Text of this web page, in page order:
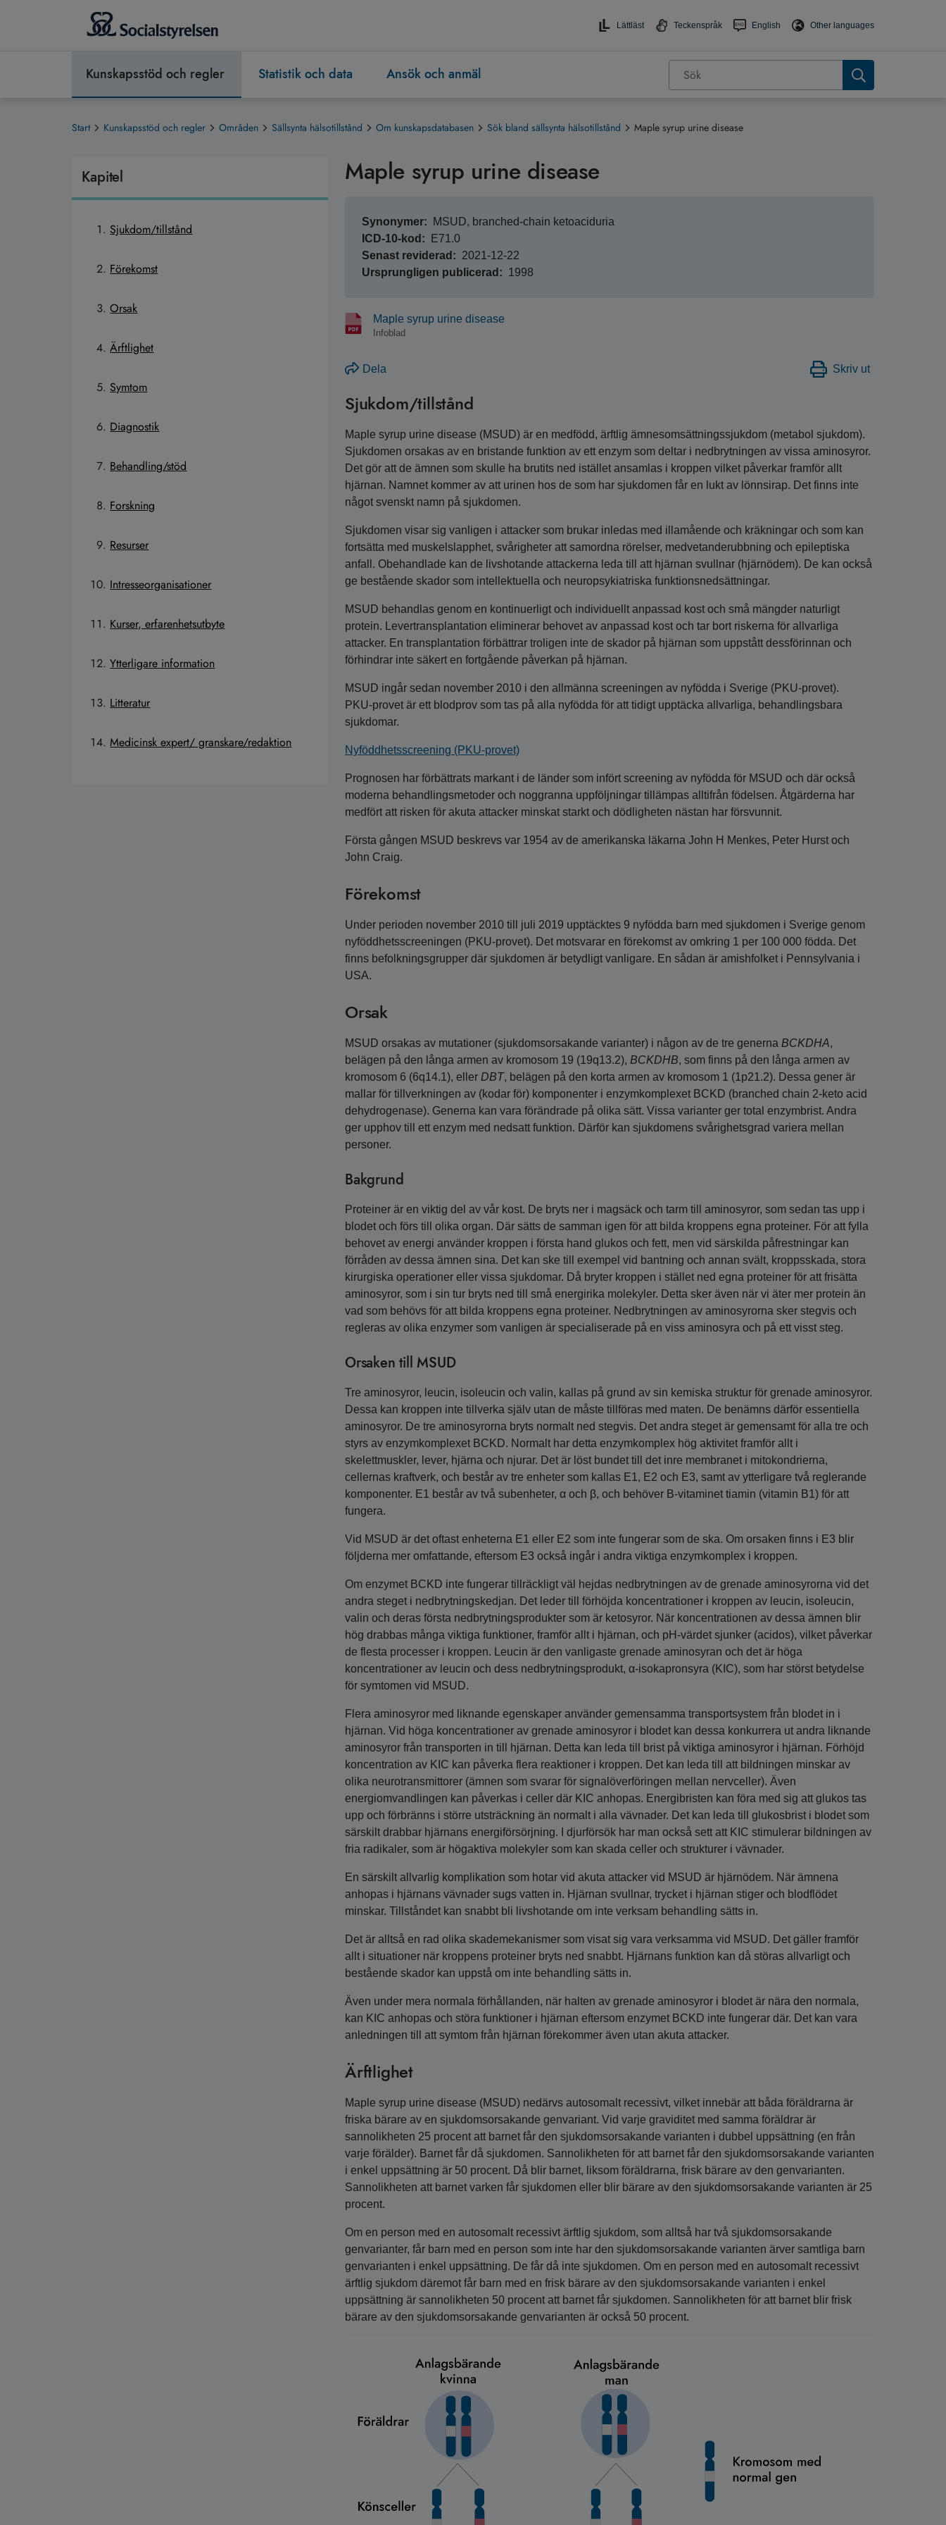
Lättläst Teckenspråk English Other languages
Kunskapsstöd och regler Statistik och data Ansök och anmäl
Start Kunskapsstöd och regler Områden Sällsynta hälsotillstånd Om kunskapsdatabasen Sök bland sällsynta hälsotillstånd Maple syrup urine disease
Kapitel
Sjukdom/tillstånd
Förekomst
Orsak
Ärftlighet
Symtom
Diagnostik
Behandling/stöd
Forskning
Resurser
Intresseorganisationer
Kurser, erfarenhetsutbyte
Ytterligare information
Litteratur
Medicinsk expert/ granskare/redaktion
Maple syrup urine disease
Synonymer
MSUD, branched-chain ketoaciduria
ICD-10-kod
E71.0
Senast reviderad 2021-12-22
Ursprungligen publicerad 1998
Maple syrup urine disease
Infoblad
Dela Skriv ut
Sjukdom/tillstånd
Maple syrup urine disease (MSUD) är en medfödd, ärftlig ämnesomsättningssjukdom (metabol sjukdom).
Sjukdomen orsakas av en bristande funktion av ett enzym som deltar i nedbrytningen av vissa aminosyror.
Det gör att de ämnen som skulle ha brutits ned istället ansamlas i kroppen vilket påverkar framför allt
hjärnan. Namnet kommer av att urinen hos de som har sjukdomen får en lukt av lönnsirap. Det finns inte
något svenskt namn på sjukdomen.
Sjukdomen visar sig vanligen i attacker som brukar inledas med illamående och kräkningar och som kan
fortsätta med muskelslapphet, svårigheter att samordna rörelser, medvetanderubbning och epileptiska
anfall. Obehandlade kan de livshotande attackerna leda till att hjärnan svullnar (hjärnödem). De kan också
ge bestående skador som intellektuella och neuropsykiatriska funktionsnedsättningar.
MSUD behandlas genom en kontinuerligt och individuellt anpassad kost och små mängder naturligt
protein. Levertransplantation eliminerar behovet av anpassad kost och tar bort riskerna för allvarliga
attacker. En transplantation förbättrar troligen inte de skador på hjärnan som uppstått dessförinnan och
förhindrar inte säkert en fortgående påverkan på hjärnan.
MSUD ingår sedan november 2010 i den allmänna screeningen av nyfödda i Sverige (PKU‑provet).
PKU‑provet är ett blodprov som tas på alla nyfödda för att tidigt upptäcka allvarliga, behandlingsbara
sjukdomar.
Nyföddhetsscreening (PKU‑provet)
Prognosen har förbättrats markant i de länder som infört screening av nyfödda för MSUD och där också
moderna behandlingsmetoder och noggranna uppföljningar tillämpas alltifrån födelsen. Åtgärderna har
medfört att risken för akuta attacker minskat starkt och dödligheten nästan har försvunnit.
Första gången MSUD beskrevs var 1954 av de amerikanska läkarna John H Menkes, Peter Hurst och
John Craig.
Förekomst
Under perioden november 2010 till juli 2019 upptäcktes 9 nyfödda barn med sjukdomen i Sverige genom
nyföddhetsscreeningen (PKU‑provet). Det motsvarar en förekomst av omkring 1 per 100 000 födda. Det
finns befolkningsgrupper där sjukdomen är betydligt vanligare. En sådan är amishfolket i Pennsylvania i
USA.
Orsak
MSUD orsakas av mutationer (sjukdomsorsakande varianter) i någon av de tre generna BCKDHA,
belägen på den långa armen av kromosom 19 (19q13.2), BCKDHB, som finns på den långa armen av
kromosom 6 (6q14.1), eller DBT, belägen på den korta armen av kromosom 1 (1p21.2). Dessa gener är
mallar för tillverkningen av (kodar för) komponenter i enzymkomplexet BCKD (branched chain 2-keto acid
dehydrogenase). Generna kan vara förändrade på olika sätt. Vissa varianter ger total enzymbrist. Andra
ger upphov till ett enzym med nedsatt funktion. Därför kan sjukdomens svårighetsgrad variera mellan
personer.
Bakgrund
Proteiner är en viktig del av vår kost. De bryts ner i magsäck och tarm till aminosyror, som sedan tas upp i
blodet och förs till olika organ. Där sätts de samman igen för att bilda kroppens egna proteiner. För att fylla
behovet av energi använder kroppen i första hand glukos och fett, men vid särskilda påfrestningar kan
förråden av dessa ämnen sina. Det kan ske till exempel vid bantning och annan svält, kroppsskada, stora
kirurgiska operationer eller vissa sjukdomar. Då bryter kroppen i stället ned egna proteiner för att frisätta
aminosyror, som i sin tur bryts ned till små energirika molekyler. Detta sker även när vi äter mer protein än
vad som behövs för att bilda kroppens egna proteiner. Nedbrytningen av aminosyrorna sker stegvis och
regleras av olika enzymer som vanligen är specialiserade på en viss aminosyra och på ett visst steg.
Orsaken till MSUD
Tre aminosyror, leucin, isoleucin och valin, kallas på grund av sin kemiska struktur för grenade aminosyror.
Dessa kan kroppen inte tillverka själv utan de måste tillföras med maten. De benämns därför essentiella
aminosyror. De tre aminosyrorna bryts normalt ned stegvis. Det andra steget är gemensamt för alla tre och
styrs av enzymkomplexet BCKD. Normalt har detta enzymkomplex hög aktivitet framför allt i
skelettmuskler, lever, hjärna och njurar. Det är löst bundet till det inre membranet i mitokondrierna,
cellernas kraftverk, och består av tre enheter som kallas E1, E2 och E3, samt av ytterligare två reglerande
komponenter. E1 består av två subenheter, α och β, och behöver B‑vitaminet tiamin (vitamin B1) för att
fungera.
Vid MSUD är det oftast enheterna E1 eller E2 som inte fungerar som de ska. Om orsaken finns i E3 blir
följderna mer omfattande, eftersom E3 också ingår i andra viktiga enzymkomplex i kroppen.
Om enzymet BCKD inte fungerar tillräckligt väl hejdas nedbrytningen av de grenade aminosyrorna vid det
andra steget i nedbrytningskedjan. Det leder till förhöjda koncentrationer i kroppen av leucin, isoleucin,
valin och deras första nedbrytningsprodukter som är ketosyror. När koncentrationen av dessa ämnen blir
hög drabbas många viktiga funktioner, framför allt i hjärnan, och pH‑värdet sjunker (acidos), vilket påverkar
de flesta processer i kroppen. Leucin är den vanligaste grenade aminosyran och det är höga
koncentrationer av leucin och dess nedbrytningsprodukt, α-isokapronsyra (KIC), som har störst betydelse
för symtomen vid MSUD.
Flera aminosyror med liknande egenskaper använder gemensamma transportsystem från blodet in i
hjärnan. Vid höga koncentrationer av grenade aminosyror i blodet kan dessa konkurrera ut andra liknande
aminosyror från transporten in till hjärnan. Detta kan leda till brist på viktiga aminosyror i hjärnan. Förhöjd
koncentration av KIC kan påverka flera reaktioner i kroppen. Det kan leda till att bildningen minskar av
olika neurotransmittorer (ämnen som svarar för signalöverföringen mellan nervceller). Även
energiomvandlingen kan påverkas i celler där KIC anhopas. Energibristen kan föra med sig att glukos tas
upp och förbränns i större utsträckning än normalt i alla vävnader. Det kan leda till glukosbrist i blodet som
särskilt drabbar hjärnans energiförsörjning. I djurförsök har man också sett att KIC stimulerar bildningen av
fria radikaler, som är högaktiva molekyler som kan skada celler och strukturer i vävnader.
En särskilt allvarlig komplikation som hotar vid akuta attacker vid MSUD är hjärnödem. När ämnena
anhopas i hjärnans vävnader sugs vatten in. Hjärnan svullnar, trycket i hjärnan stiger och blodflödet
minskar. Tillståndet kan snabbt bli livshotande om inte verksam behandling sätts in.
Det är alltså en rad olika skademekanismer som visat sig vara verksamma vid MSUD. Det gäller framför
allt i situationer när kroppens proteiner bryts ned snabbt. Hjärnans funktion kan då störas allvarligt och
bestående skador kan uppstå om inte behandling sätts in.
Även under mera normala förhållanden, när halten av grenade aminosyror i blodet är nära den normala,
kan KIC anhopas och störa funktioner i hjärnan eftersom enzymet BCKD inte fungerar där. Det kan vara
anledningen till att symtom från hjärnan förekommer även utan akuta attacker.
Ärftlighet
Maple syrup urine disease (MSUD) nedärvs autosomalt recessivt, vilket innebär att båda föräldrarna är
friska bärare av en sjukdomsorsakande genvariant. Vid varje graviditet med samma föräldrar är
sannolikheten 25 procent att barnet får den sjukdomsorsakande varianten i dubbel uppsättning (en från
varje förälder). Barnet får då sjukdomen. Sannolikheten för att barnet får den sjukdomsorsakande varianten
i enkel uppsättning är 50 procent. Då blir barnet, liksom föräldrarna, frisk bärare av den genvarianten.
Sannolikheten att barnet varken får sjukdomen eller blir bärare av den sjukdomsorsakande varianten är 25
procent.
Om en person med en autosomalt recessivt ärftlig sjukdom, som alltså har två sjukdomsorsakande
genvarianter, får barn med en person som inte har den sjukdomsorsakande varianten ärver samtliga barn
genvarianten i enkel uppsättning. De får då inte sjukdomen. Om en person med en autosomalt recessivt
ärftlig sjukdom däremot får barn med en frisk bärare av den sjukdomsorsakande varianten i enkel
uppsättning är sannolikheten 50 procent att barnet får sjukdomen. Sannolikheten för att barnet blir frisk
bärare av den sjukdomsorsakande genvarianten är också 50 procent.